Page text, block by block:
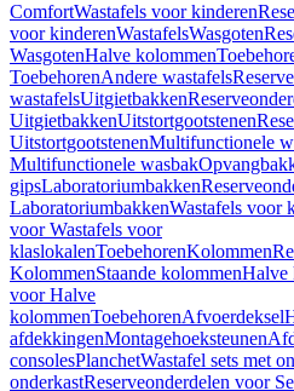
ComfortWastafels voor kinderen
voor kinderenWastafelsWasgoten
WasgotenHalve kolommen
ToebehorenAndere wastafels
wastafelsUitgietbakken
UitgietbakkenUitstortgootstenen
UitstortgootstenenMultifunctionele
Multifunctionele wasbak
gipsLaboratoriumbakken
LaboratoriumbakkenWastafels voor
voor Wastafels voor
klaslokalenToebehorenKolommen
KolommenStaande kolommenHalve
voor Halve
kolommenToebehorenAfvoerdeksel
afdekkingenMontagehoeksteunen
consolesPlanchetWastafel sets met
onderkastReserveonderdelen voor